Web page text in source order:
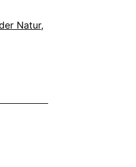
Natur,